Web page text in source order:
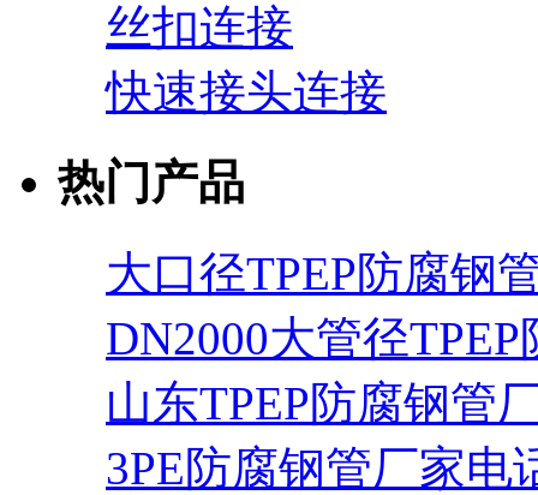
丝扣连接
快速接头连接
热门产品
大口径TPEP防腐钢
DN2000大管径
山东TPEP防腐钢管
3PE防腐钢管厂家电